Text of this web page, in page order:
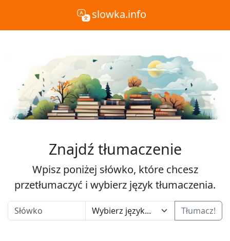
slowka.info
Znajdź tłumaczenie
Wpisz poniżej słówko, które chcesz
przetłumaczyć i wybierz język tłumaczenia.
Tłumacz!